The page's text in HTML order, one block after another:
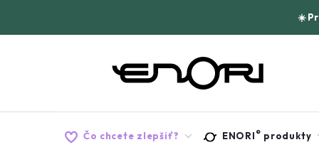
na
☀️
Čo chcete zlepšiť? ENORI ® produkty